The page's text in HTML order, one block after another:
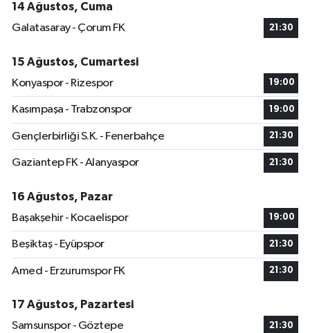
14 Ağustos, Cuma
Galatasaray - Çorum FK
21:30
15 Ağustos, Cumartesi
Konyaspor - Rizespor
19:00
Kasımpaşa - Trabzonspor 19:00
Gençlerbirliği S.K. - Fenerbahçe 21:30
Gaziantep FK - Alanyaspor 21:30
16 Ağustos, Pazar
Başakşehir - Kocaelispor
19:00
Beşiktaş - Eyüpspor 21:30
Amed - Erzurumspor FK 21:30
17 Ağustos, Pazartesi
Samsunspor - Göztepe
21:30